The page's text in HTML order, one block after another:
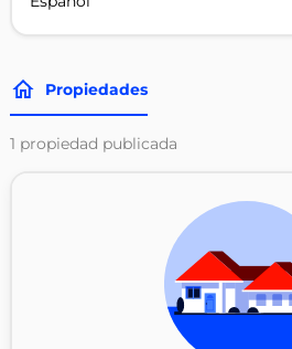
Propiedades
1 propiedad publicada